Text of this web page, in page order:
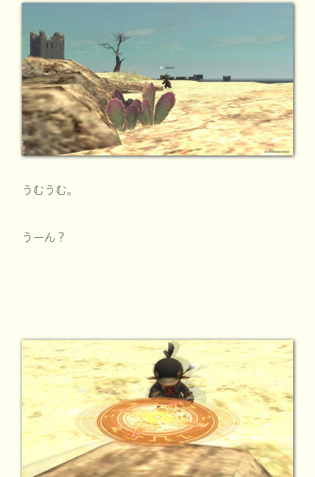
うむうむ。
うーん？